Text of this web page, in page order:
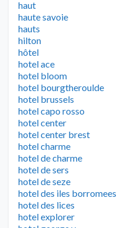
haut
haute savoie
hauts
hilton
hôtel
hotel ace
hotel bloom
hotel bourgtheroulde
hotel brussels
hotel capo rosso
hotel center
hotel center brest
hotel charme
hotel de charme
hotel de sers
hotel de seze
hotel des iles borromees
hotel des lices
hotel explorer